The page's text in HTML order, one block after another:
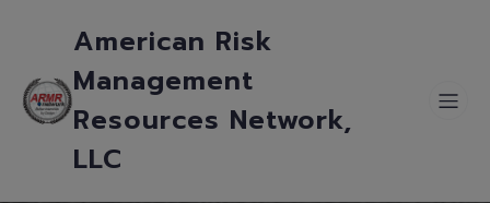
American Risk
Management
Resources Network,
LLC